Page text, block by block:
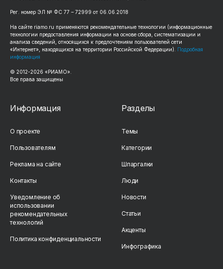
Рег. номер ЭЛ № ФС 77 – 72999 от 06.06.2018
На сайте riamo.ru применяются рекомендательные технологии (информационные
технологии предоставления информации на основе сбора, систематизации и
анализа сведений, относящихся к предпочтениям пользователей сети
«Интернет», находящихся на территории Российской Федерации). Подробная
информация
© 2012-2026 «РИАМО».
Все права защищены
Информация
О проекте
Пользователям
Реклама на сайте
Контакты
Уведомление об
использовании
рекомендательных
технологий
Политика конфиденциальности
Разделы
Темы
Категории
Шпаргалки
Люди
Новости
Статьи
Акценты
Инфографика